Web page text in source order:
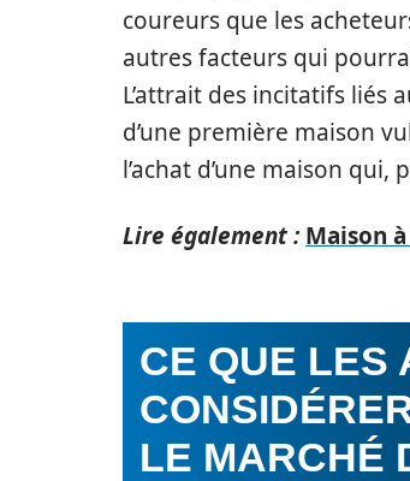
coureurs que les
autres facteurs qui
L’attrait des incitatifs liés
d’une première maison
l’achat d’une maison
Lire également : Maison
CE QUE LES
LE MARCHÉ